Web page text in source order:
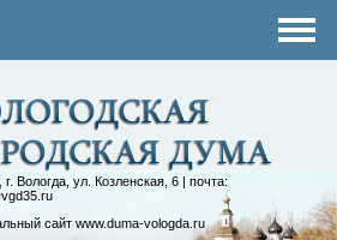
г. Вологда, ул. Козленская, 6 | почта:
сайт www.duma-vologda.ru
объединения